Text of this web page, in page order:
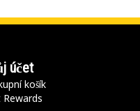
účet
košík
Rewards